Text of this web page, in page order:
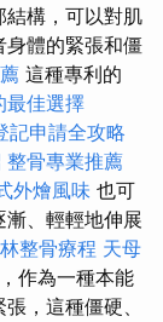
結構，可以對肌
身體的緊張和僵
這種專利的
最佳選擇
記申請全攻略
整骨專業推薦
外燴風味 也可
、輕輕地伸展
整骨療程 天母
作為一種本能
，這種僵硬、